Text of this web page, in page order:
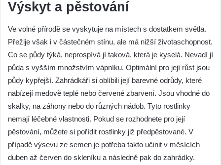
Výskyt a pěstování
Ve volné přírodě se vyskytuje na místech s dostatkem světla.
Přežije však i v částečném stínu, ale má nižší životaschopnost.
Co se půdy týká, neprospívá jí taková, která je kyselá. Nevadí jí
půda s vyšším množstvím vápníku. Optimální pro její růst jsou
půdy kypřejší. Zahrádkáři si oblíbili její barevné odrůdy, které
nabízejí medově teplé nebo červené zbarvení. Jsou vhodné do
skalky, na záhony nebo do různých nádob. Tyto rostlinky
nemají léčebné vlastnosti. Pokud se rozhodnete pro její
pěstování, můžete si pořídit rostlinky již předpěstované. V
případě výsevu ze semen je potřeba takto učinit v měsících
duben až červen do skleníku a následně pak do zahrádky.